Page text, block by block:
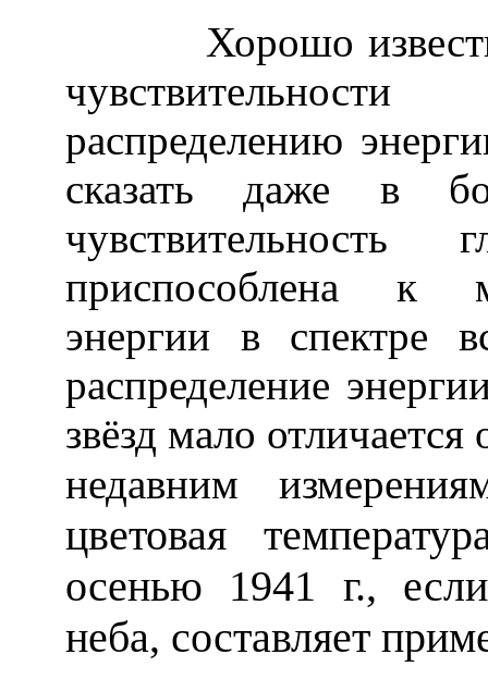
Хорошо известно,
распределению
сказать даже в
приспособлена к
энергии в спектре
распределение
звёзд мало
недавним
цветовая
осенью 1941 г.,
неба, составляет